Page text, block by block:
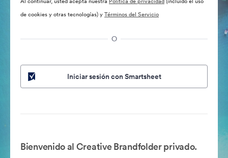
de cookies y otras tecnologías) yTérminos del Servicio
O
Iniciar sesión con Smartsheet
Bienvenido al Creative Brandfolder privado.